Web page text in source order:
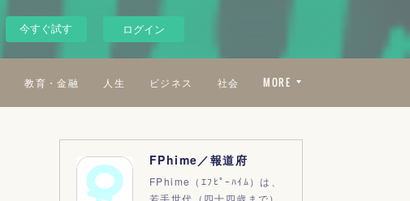
今すぐ試す ログイン
教育・金融 人生 ビジネス 社会 MORE
FPhime／報道府
FPhime（ｴﾌﾋﾟｰﾊｲﾑ）は、
若手世代（四十四歳まで）